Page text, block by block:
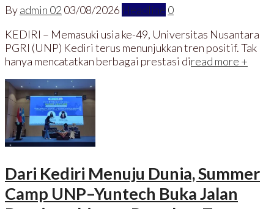
Byadmin 02 03/08/2026 Headline 0
KEDIRI – Memasuki usia ke-49, Universitas Nusantara
PGRI (UNP) Kediri terus menunjukkan tren positif. Tak
hanya mencatatkan berbagai prestasi diread more +
Dari Kediri Menuju Dunia, Summer
Camp UNP–Yuntech Buka Jalan